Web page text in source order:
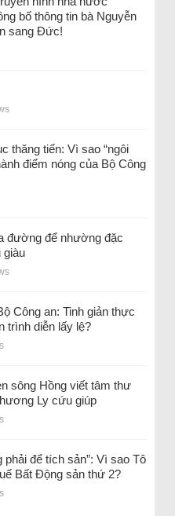
bố thông tin bà Nguyễn
sang Đức!
thăng tiến: Vì sao “ngôi
điểm nóng của Bộ Công
đường để nhường đặc
giàu
Công an: Tinh giản thực
trình diễn lấy lệ?
sông Hồng viết tâm thư
Ly cứu giúp
phải để tích sản”: Vì sao Tô
Bất Động sản thứ 2?